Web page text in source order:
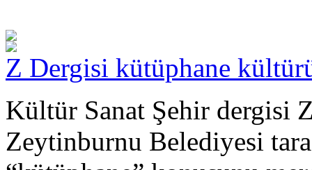
Z Dergisi kütüphane
Kültür Sanat Şehir dergisi
Zeytinburnu Belediyesi